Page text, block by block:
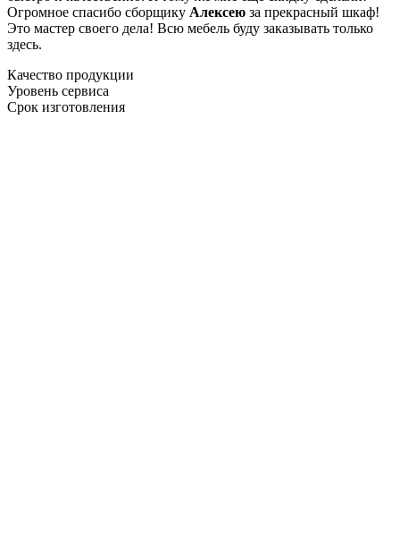
Огромное спасибо сборщику Алексею за прекрасный шкаф!
Это мастер своего дела! Всю мебель буду заказывать только
здесь.
Качество продукции
Уровень сервиса
Срок изготовления